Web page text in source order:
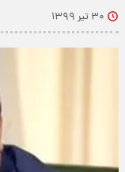
۳۰ تیر ۱۳۹۹